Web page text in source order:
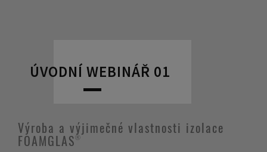
ÚVODNÍ WEBINÁŘ 01
Výroba a výjimečné vlastnosti izolace
FOAMGLAS®